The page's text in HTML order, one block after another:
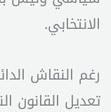
الانتخابي.
رغم النقاش